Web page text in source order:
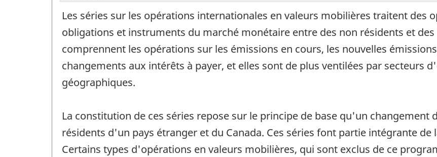
Les séries sur les opérations internationales en valeurs mobilières traitent des
obligations et instruments du marché monétaire entre des non résidents et des
comprennent les opérations sur les émissions en cours, les nouvelles
changements aux intérêts à payer, et elles sont de plus ventilées par secteurs
géographiques.
La constitution de ces séries repose sur le principe de base qu'un changement
résidents d'un pays étranger et du Canada. Ces séries font partie intégrante de
Certains types d'opérations en valeurs mobilières, qui sont exclus de ce